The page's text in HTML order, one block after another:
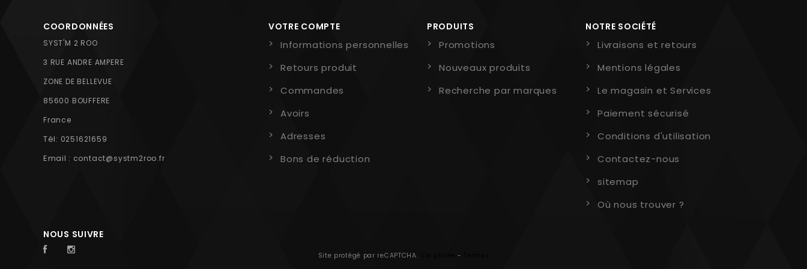
COORDONNÉES
SYST'M 2 ROO
3 RUE ANDRE AMPERE
ZONE DE BELLEVUE
85600 BOUFFERE
France
Tél: 0251621659
Email : contact@systm2roo.fr
VOTRE COMPTE
Informations personnelles
Retours produit
Commandes
Avoirs
Adresses
Bons de réduction
PRODUITS
Promotions
Nouveaux produits
Recherche par marques
NOTRE SOCIÉTÉ
Livraisons et retours
Mentions légales
Le magasin et Services
Paiement sécurisé
Conditions d'utilisation
Contactez-nous
sitemap
Où nous trouver ?
NOUS SUIVRE
Site protégé par reCAPTCHA. -